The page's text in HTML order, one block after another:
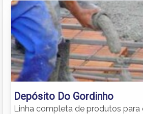
Depósito Do Gordinho
Linha completa de produtos para